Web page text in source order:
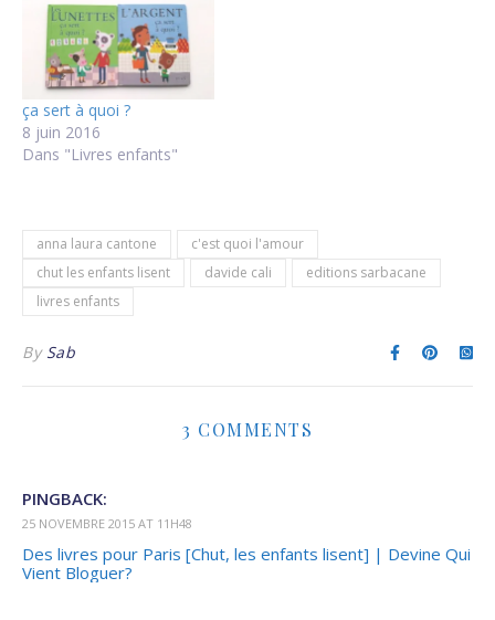
ça sert à quoi ?
8 juin 2016
Dans "Livres enfants"
anna laura cantone
c'est quoi l'amour
chut les enfants lisent
davide cali
editions sarbacane
livres enfants
By Sab
3 COMMENTS
PINGBACK:
25 NOVEMBRE 2015 AT 11H48
Des livres pour Paris [Chut, les enfants lisent] | Devine Qui
Vient Bloguer?